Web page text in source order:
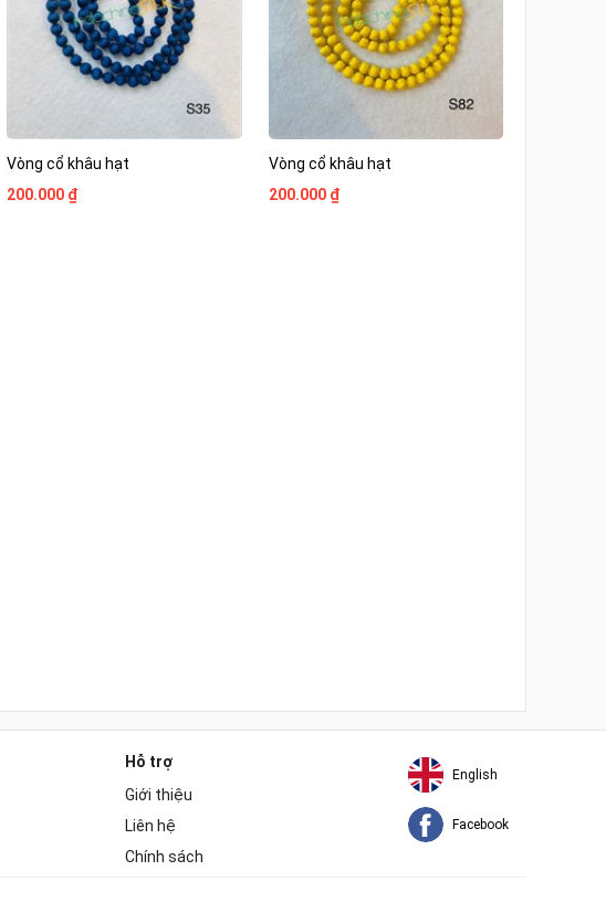
Vòng cổ khâu hạt
200.000 ₫
Vòng cổ khâu hạt
200.000 ₫
Hỗ trợ
Giới thiệu
Liên hệ
Chính sách
English
Facebook